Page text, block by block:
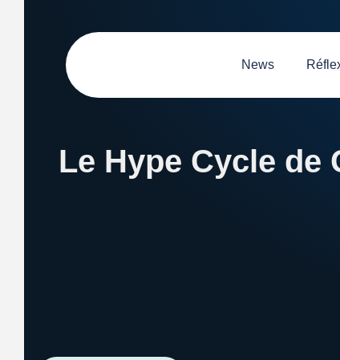
News
Le Hype Cycle de